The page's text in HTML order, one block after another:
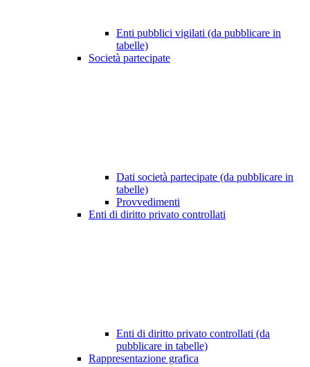
Enti pubblici vigilati (da pubblicare in
tabelle)
Società partecipate
Dati società partecipate (da pubblicare in
tabelle)
Provvedimenti
Enti di diritto privato controllati
Enti di diritto privato controllati (da
pubblicare in tabelle)
Rappresentazione grafica